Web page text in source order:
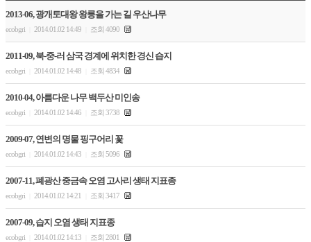
2013-06, 광개토대왕 왕릉을 가는 길 우산나무
ecobgri 2014.01.02 14:49 조회 4090
2011-09, 북-중-러 삼국 경계에 위치한 경신 습지
ecobgri 2014.01.02 14:48 조회 4834
2010-04, 아름다운 나무 백두산 미인송
ecobgri 2014.01.02 14:46 조회 3738
2009-07, 연변의 명물 핑구어리 꽃
ecobgri 2014.01.02 14:43 조회 5096
2007-11, 폐광산 중금속 오염 고사리 생태 지표종
ecobgri 2014.01.02 14:21 조회 3417
2007-09, 습지 오염 생태 지표종
ecobgri 2014.01.02 14:13 조회 2801